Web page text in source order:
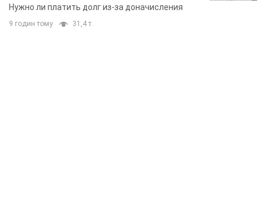
вынес неожиданное решение
Нужно ли платить долг из-за доначисления
9 годин тому 31,4 т.